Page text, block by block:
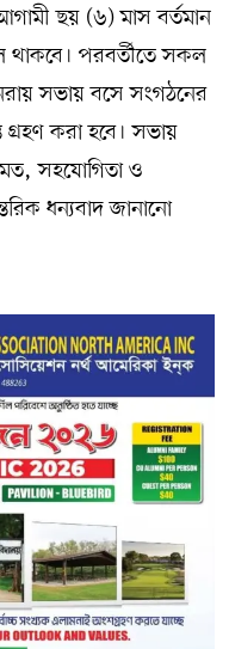
ছয় (৬) মাস বর্তমান
থাকবে। পরবর্তীতে সকল
সভায় বসে সংগঠনের
গ্রহণ করা হবে। সভায়
সহযোগিতা ও
ধন্যবাদ জানানো